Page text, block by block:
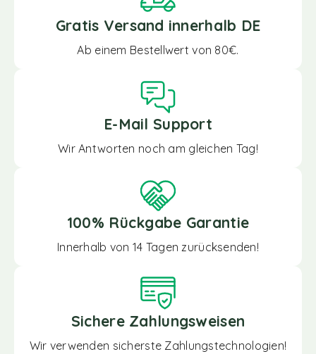
Gratis Versand innerhalb DE
Ab einem Bestellwert von 80€.
E-Mail Support
Wir Antworten noch am gleichen Tag!
100% Rückgabe Garantie
Innerhalb von 14 Tagen zurücksenden!
Sichere Zahlungsweisen
Wir verwenden sicherste Zahlungstechnologien!